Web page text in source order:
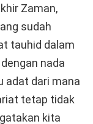
Zaman,
sudah
tauhid dalam
nada
adat dari mana
tetap tidak
kita